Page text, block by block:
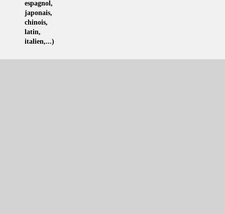
espagnol ,
japonais,
chinois,
latin,
italien,...)